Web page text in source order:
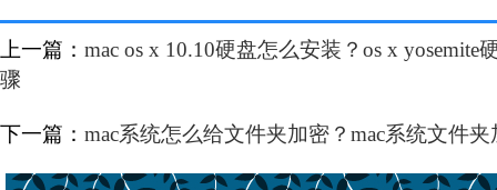
上一篇： mac os x 10.10硬盘怎么安装？os x
骤
下一篇： mac系统怎么给文件夹加密？mac系统文件